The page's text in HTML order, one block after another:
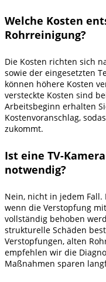
Welche Kosten
Rohrreinigung?
Die Kosten richten sich
sowie der eingesetzten
können höhere Kosten
versteckte Kosten sind
Arbeitsbeginn erhalten
Kostenvoranschlag,
zukommt.
Ist eine TV-
notwendig?
Nein, nicht in jedem
wenn die Verstopfung
vollständig behoben
strukturelle Schäden
Verstopfungen, alten
empfehlen wir die
Maßnahmen sparen